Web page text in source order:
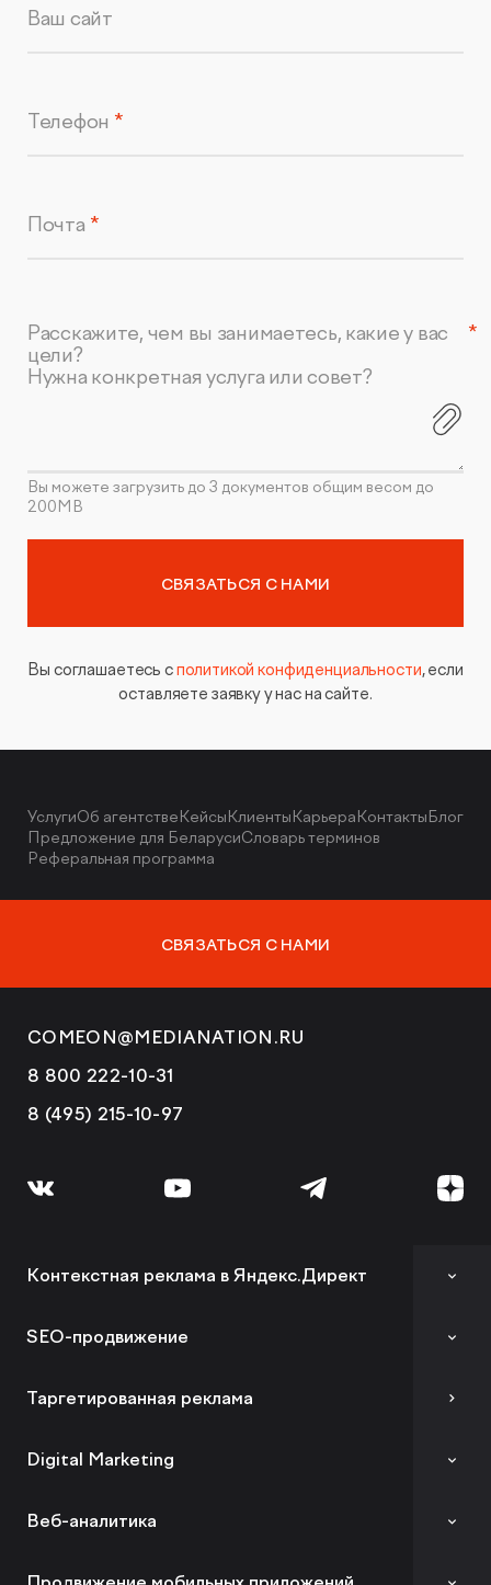
Ваш сайт
Телефон
Почта
Расскажите, чем вы занимаетесь, какие у вас
цели?
Нужна конкретная услуга или совет?
Вы можете загрузить до 3 документов общим весом до
200MB
СВЯЗАТЬСЯ С НАМИ
Вы соглашаетесь сполитикой конфиденциальности, если
оставляете заявку у нас на сайте.
УслугиОб агентствеКейсыКлиентыКарьераКонтактыБлог
Предложение для БеларусиСловарь терминов
Реферальная программа
СВЯЗАТЬСЯ С НАМИ
COMEON@MEDIANATION.RU
8 800 222-10-31
8 (495) 215-10-97
Контекстная реклама в Яндекс.Директ
Аудит контекстной рекламы
SEO-продвижение
SEO-аудит сайта
SEO-продвижение в вашей тематике
Таргетированная реклама
Digital Marketing
Комплексный digital-маркетинг
Веб-аналитика
Аудит веб-аналитики